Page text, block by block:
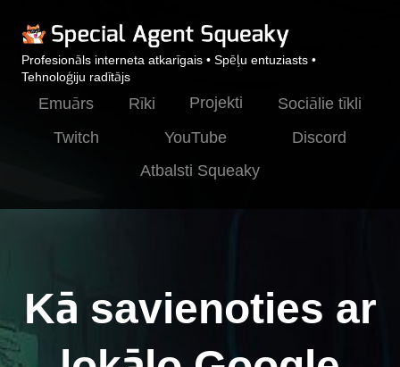
Profesionāls interneta atkarīgais • Spēļu entuziasts •
Tehnoloģiju radītājs
Emuārs Rīki Projekti
Sociālie tīkli
Twitch
YouTube
Discord
Atbalsti Squeaky
Kā savienoties ar